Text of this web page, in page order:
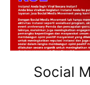
Social